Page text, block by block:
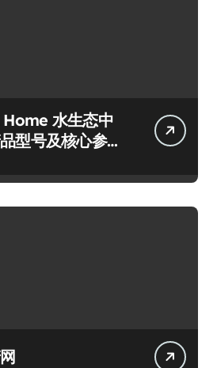
水生态中
型号及核心参